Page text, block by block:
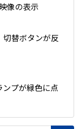
像の表示
替ボタンが反
プが緑色に点